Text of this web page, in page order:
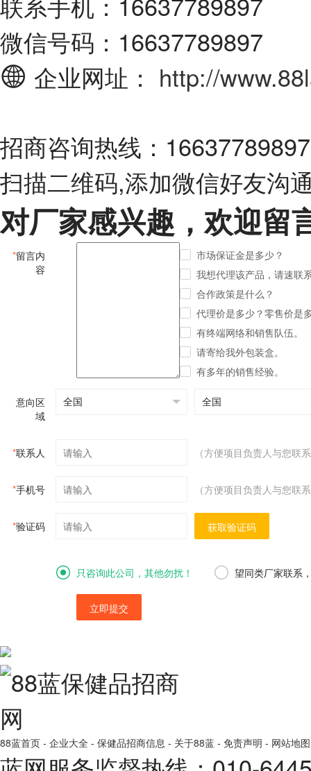
微信号码：16637789897
企业网址： http://
招商咨询热线：16637789897
扫描二维码,添加微信好友沟
对厂家感兴趣，欢迎留
*留言内
容
市场保证金是多少？
我想代理该产品，请速联
合作政策是什么？
代理价是多少？零售价是
有终端网络和销售队伍。
请寄给我外包装盒。
有多年的销售经验。
意向区
域
*联系人 （方便项目负责人与您联
*手机号 （方便项目负责人与您联
*验证码 获取验证码
只咨询此公司，其他勿扰！ 望同类厂家联系
立即提交
88蓝首页 - 企业大全 - 保健品招商信息 - 关于88蓝 - 免责声明 - 网站地图